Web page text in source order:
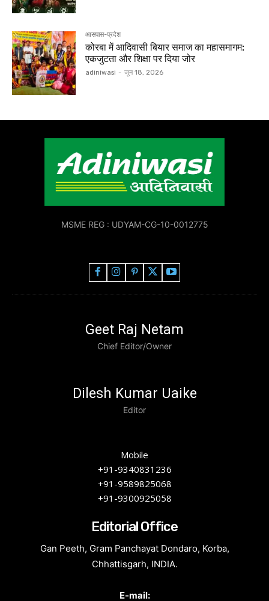
आसपास-प्रदेश
कोरबा में आदिवासी बियार समाज का महासमागम:
एकजुटता और शिक्षा पर दिया जोर
adiniwasi - जून 18, 2026
MSME REG : UDYAM-CG-10-0012775
Geet Raj Netam
Chief Editor/Owner
Dilesh Kumar Uaike
Editor
Mobile
+91-9340831236
+91-9589825068
+91-9300925058
Editorial Office
Gan Peeth, Gram Panchayat Dondaro, Korba,
Chhattisgarh, INDIA.
E-mail: